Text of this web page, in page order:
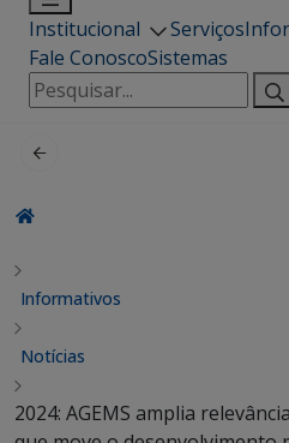
Institucional Serviços
Fale ConoscoSistemas
Pesquisar
por:
Informativos
Notícias
2024: AGEMS amplia